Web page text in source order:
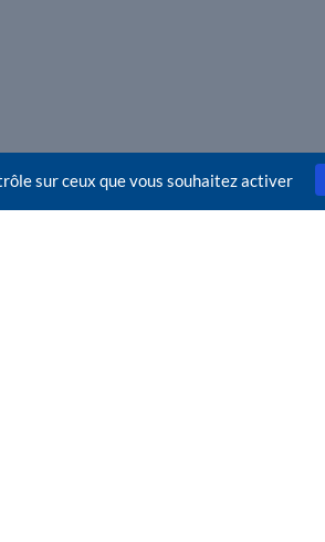
sur ceux que vous souhaitez activer